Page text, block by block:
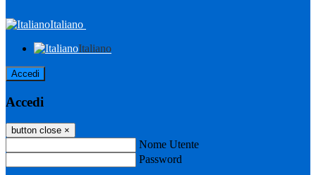
Italiano
Italiano
Accedi
Accedi
button close ×
Nome Utente
Password